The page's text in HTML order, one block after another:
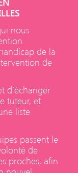
nous
de la
de
d’échanger
tuteur, et
liste
passent le
de
proches, afin